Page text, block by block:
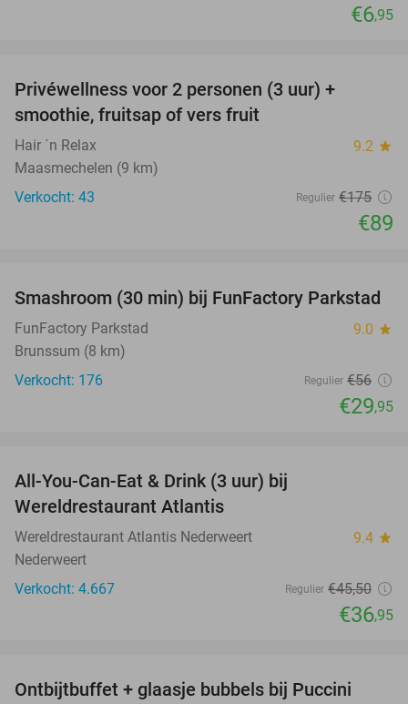
€6,95
Privéwellness voor 2 personen (3 uur) +
smoothie, fruitsap of vers fruit
Hair ´n Relax 9.2 star
Maasmechelen (9 km)
Verkocht: 43
Regulier €175
€89
47%
Smashroom (30 min) bij FunFactory Parkstad
FunFactory Parkstad 9.0 star
Brunssum (8 km)
Verkocht: 176
Regulier €56
€29,95
All-You-Can-Eat & Drink (3 uur) bij
Wereldrestaurant Atlantis
Wereldrestaurant Atlantis Nederweert 9.4 star
Nederweert
Verkocht: 4.667
Regulier €45,50
€36,95
Ontbijtbuffet + glaasje bubbels bij Puccini